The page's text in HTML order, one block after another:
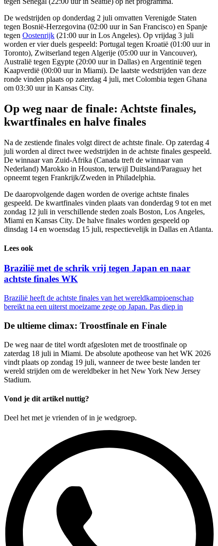
De wedstrijden op donderdag 2 juli omvatten Verenigde Staten
tegen Bosnië-Herzegovina (02:00 uur in San Francisco) en Spanje
tegen Oostenrijk (21:00 uur in Los Angeles). Op vrijdag 3 juli
worden er vier duels gespeeld: Portugal tegen Kroatië (01:00 uur in
Toronto), Zwitserland tegen Algerije (05:00 uur in Vancouver),
Australië tegen Egypte (20:00 uur in Dallas) en Argentinië tegen
Kaapverdië (00:00 uur in Miami). De laatste wedstrijden van deze
ronde vinden plaats op zaterdag 4 juli, met Colombia tegen Ghana
om 03:30 uur in Kansas City.
Op weg naar de finale: Achtste finales,
kwartfinales en halve finales
Na de zestiende finales volgt direct de achtste finale. Op zaterdag 4
juli worden al direct twee wedstrijden in de achtste finales gespeeld.
De winnaar van Zuid-Afrika (Canada treft de winnaar van
Nederland) Marokko in Houston, terwijl Duitsland/Paraguay het
opneemt tegen Frankrijk/Zweden in Philadelphia.
De daaropvolgende dagen worden de overige achtste finales
gespeeld. De kwartfinales vinden plaats van donderdag 9 tot en met
zondag 12 juli in verschillende steden zoals Boston, Los Angeles,
Miami en Kansas City. De halve finales worden gespeeld op
dinsdag 14 en woensdag 15 juli, respectievelijk in Dallas en Atlanta.
Lees ook
Brazilië met de schrik vrij tegen Japan en naar
achtste finales WK
Brazilië heeft de achtste finales van het wereldkampioenschap
bereikt na een uiterst moeizame zege op Japan. Pas diep in
De ultieme climax: Troostfinale en Finale
De weg naar de titel wordt afgesloten met de troostfinale op
zaterdag 18 juli in Miami. De absolute apotheose van het WK 2026
vindt plaats op zondag 19 juli, wanneer de twee beste landen ter
wereld strijden om de wereldbeker in het New York New Jersey
Stadium.
Vond je dit artikel nuttig?
Deel het met je vrienden of in je wedgroep.